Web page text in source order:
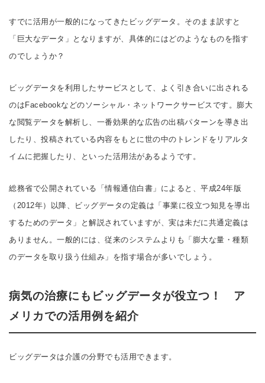
すでに活用が一般的になってきたビッグデータ。そのまま訳すと
「巨大なデータ」となりますが、具体的にはどのようなものを指す
のでしょうか？
ビッグデータを利用したサービスとして、よく引き合いに出される
のはFacebookなどのソーシャル・ネットワークサービスです。膨大
な閲覧データを解析し、一番効果的な広告の出稿パターンを導き出
したり、投稿されている内容をもとに世の中のトレンドをリアルタ
イムに把握したり、といった活用法があるようです。
総務省で公開されている「情報通信白書」によると、平成24年版
（2012年）以降、ビッグデータの定義は「事業に役立つ知見を導出
するためのデータ」と解説されていますが、実は未だに共通定義は
ありません。一般的には、従来のシステムよりも「膨大な量・種類
のデータを取り扱う仕組み」を指す場合が多いでしょう。
病気の治療にもビッグデータが役立つ！ ア
メリカでの活用例を紹介
ビッグデータは介護の分野でも活用できます。